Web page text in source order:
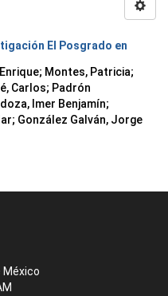
El Posgrado en
; Montes, Patricia;
Carlos; Padrón
Imer Benjamín;
; González Galván, Jorge
México